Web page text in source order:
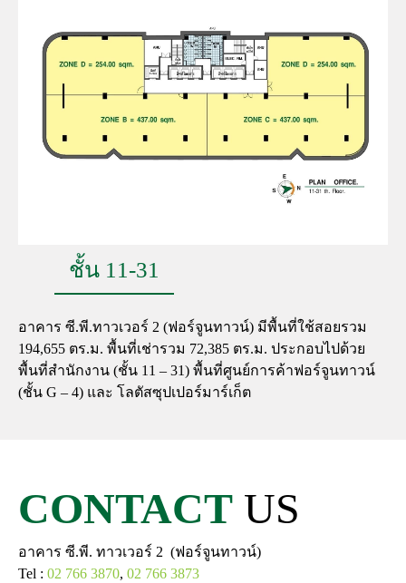
ชั้น 11-31
อาคาร ซี.พี.ทาวเวอร์ 2 (ฟอร์จูนทาวน์) มีพื้นที่ใช้สอยรวม
194,655 ตร.ม. พื้นที่เช่ารวม 72,385 ตร.ม. ประกอบไปด้วย
พื้นที่สำนักงาน (ชั้น 11 – 31) พื้นที่ศูนย์การค้าฟอร์จูนทาวน์
(ชั้น G – 4) และ โลตัสซุปเปอร์มาร์เก็ต
CONTACT US
อาคาร ซี.พี. ทาวเวอร์ 2 (ฟอร์จูนทาวน์)
Tel : 02 766 3870, 02 766 3873